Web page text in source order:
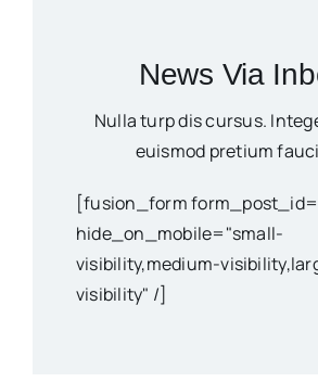
News Via
Nulla turp dis cursus.
euismod pretium
[fusion_form
hide_on_mobile="small-
visibility,medium-
visibility" /]